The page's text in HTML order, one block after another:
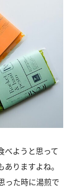
べようと思って
りますよね。
った時に湯煎で